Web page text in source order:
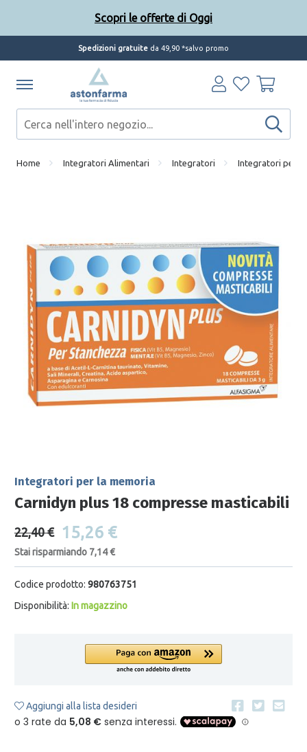
Spedizioni gratuite da 49,90 *salvo promo
Home Integratori Alimentari Integratori Integratori per
Integratori per la memoria
Carnidyn plus 18 compresse masticabili
22,40 € 15,26 €
Stai risparmiando 7,14 €
Codice prodotto: 980763751
Disponibilità: In magazzino
Aggiungi alla lista desideri
Scopri le offerte di Oggi